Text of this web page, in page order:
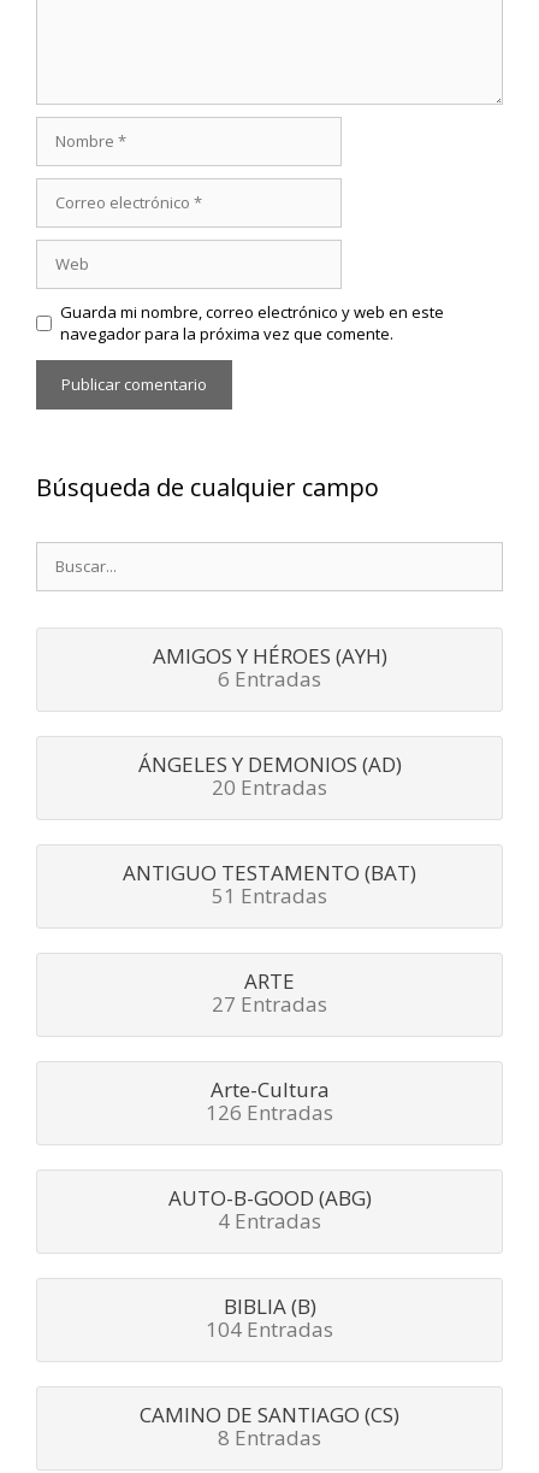
electrónico
Guarda mi nombre, correo electrónico y web en este
navegador para la próxima vez que comente.
Búsqueda de cualquier campo
Buscar:
AMIGOS Y HÉROES (AYH)
6 Entradas
ÁNGELES Y DEMONIOS (AD)
20 Entradas
ANTIGUO TESTAMENTO (BAT)
51 Entradas
ARTE
27 Entradas
Arte-Cultura
126 Entradas
AUTO-B-GOOD (ABG)
4 Entradas
BIBLIA (B)
104 Entradas
CAMINO DE SANTIAGO (CS)
8 Entradas